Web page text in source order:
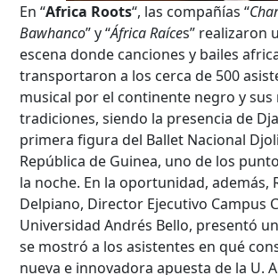
En “Africa Roots“, las compañías “
Bawhanco” y “África Raíces” realizaron
escena donde canciones y bailes
transportaron a los cerca de 500
musical por el continente negro y sus
tradiciones, siendo la presencia de
primera figura del Ballet Nacional
República de Guinea, uno de los
la noche. En la oportunidad, además,
Delpiano, Director Ejecutivo Campus
Universidad Andrés Bello, presentó
se mostró a los asistentes en qué
nueva e innovadora apuesta de la U.